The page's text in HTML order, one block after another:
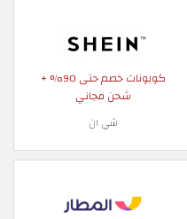
كوبونات خصم حتى 90% +
شحن مجاني
شي ان